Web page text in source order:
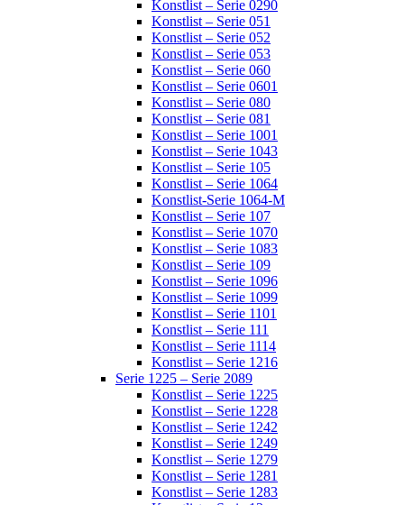
Konstlist – Serie 0290
Konstlist – Serie 051
Konstlist – Serie 052
Konstlist – Serie 053
Konstlist – Serie 060
Konstlist – Serie 0601
Konstlist – Serie 080
Konstlist – Serie 081
Konstlist – Serie 1001
Konstlist – Serie 1043
Konstlist – Serie 105
Konstlist – Serie 1064
Konstlist-Serie 1064-M
Konstlist – Serie 107
Konstlist – Serie 1070
Konstlist – Serie 1083
Konstlist – Serie 109
Konstlist – Serie 1096
Konstlist – Serie 1099
Konstlist – Serie 1101
Konstlist – Serie 111
Konstlist – Serie 1114
Konstlist – Serie 1216
Serie 1225 – Serie 2089
Konstlist – Serie 1225
Konstlist – Serie 1228
Konstlist – Serie 1242
Konstlist – Serie 1249
Konstlist – Serie 1279
Konstlist – Serie 1281
Konstlist – Serie 1283